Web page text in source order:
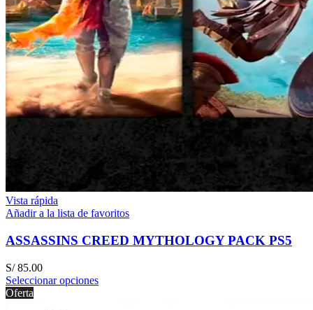
Vista rápida
Añadir a la lista de favoritos
ASSASSINS CREED MYTHOLOGY PACK PS5
S/85.00
Seleccionar opciones
Oferta